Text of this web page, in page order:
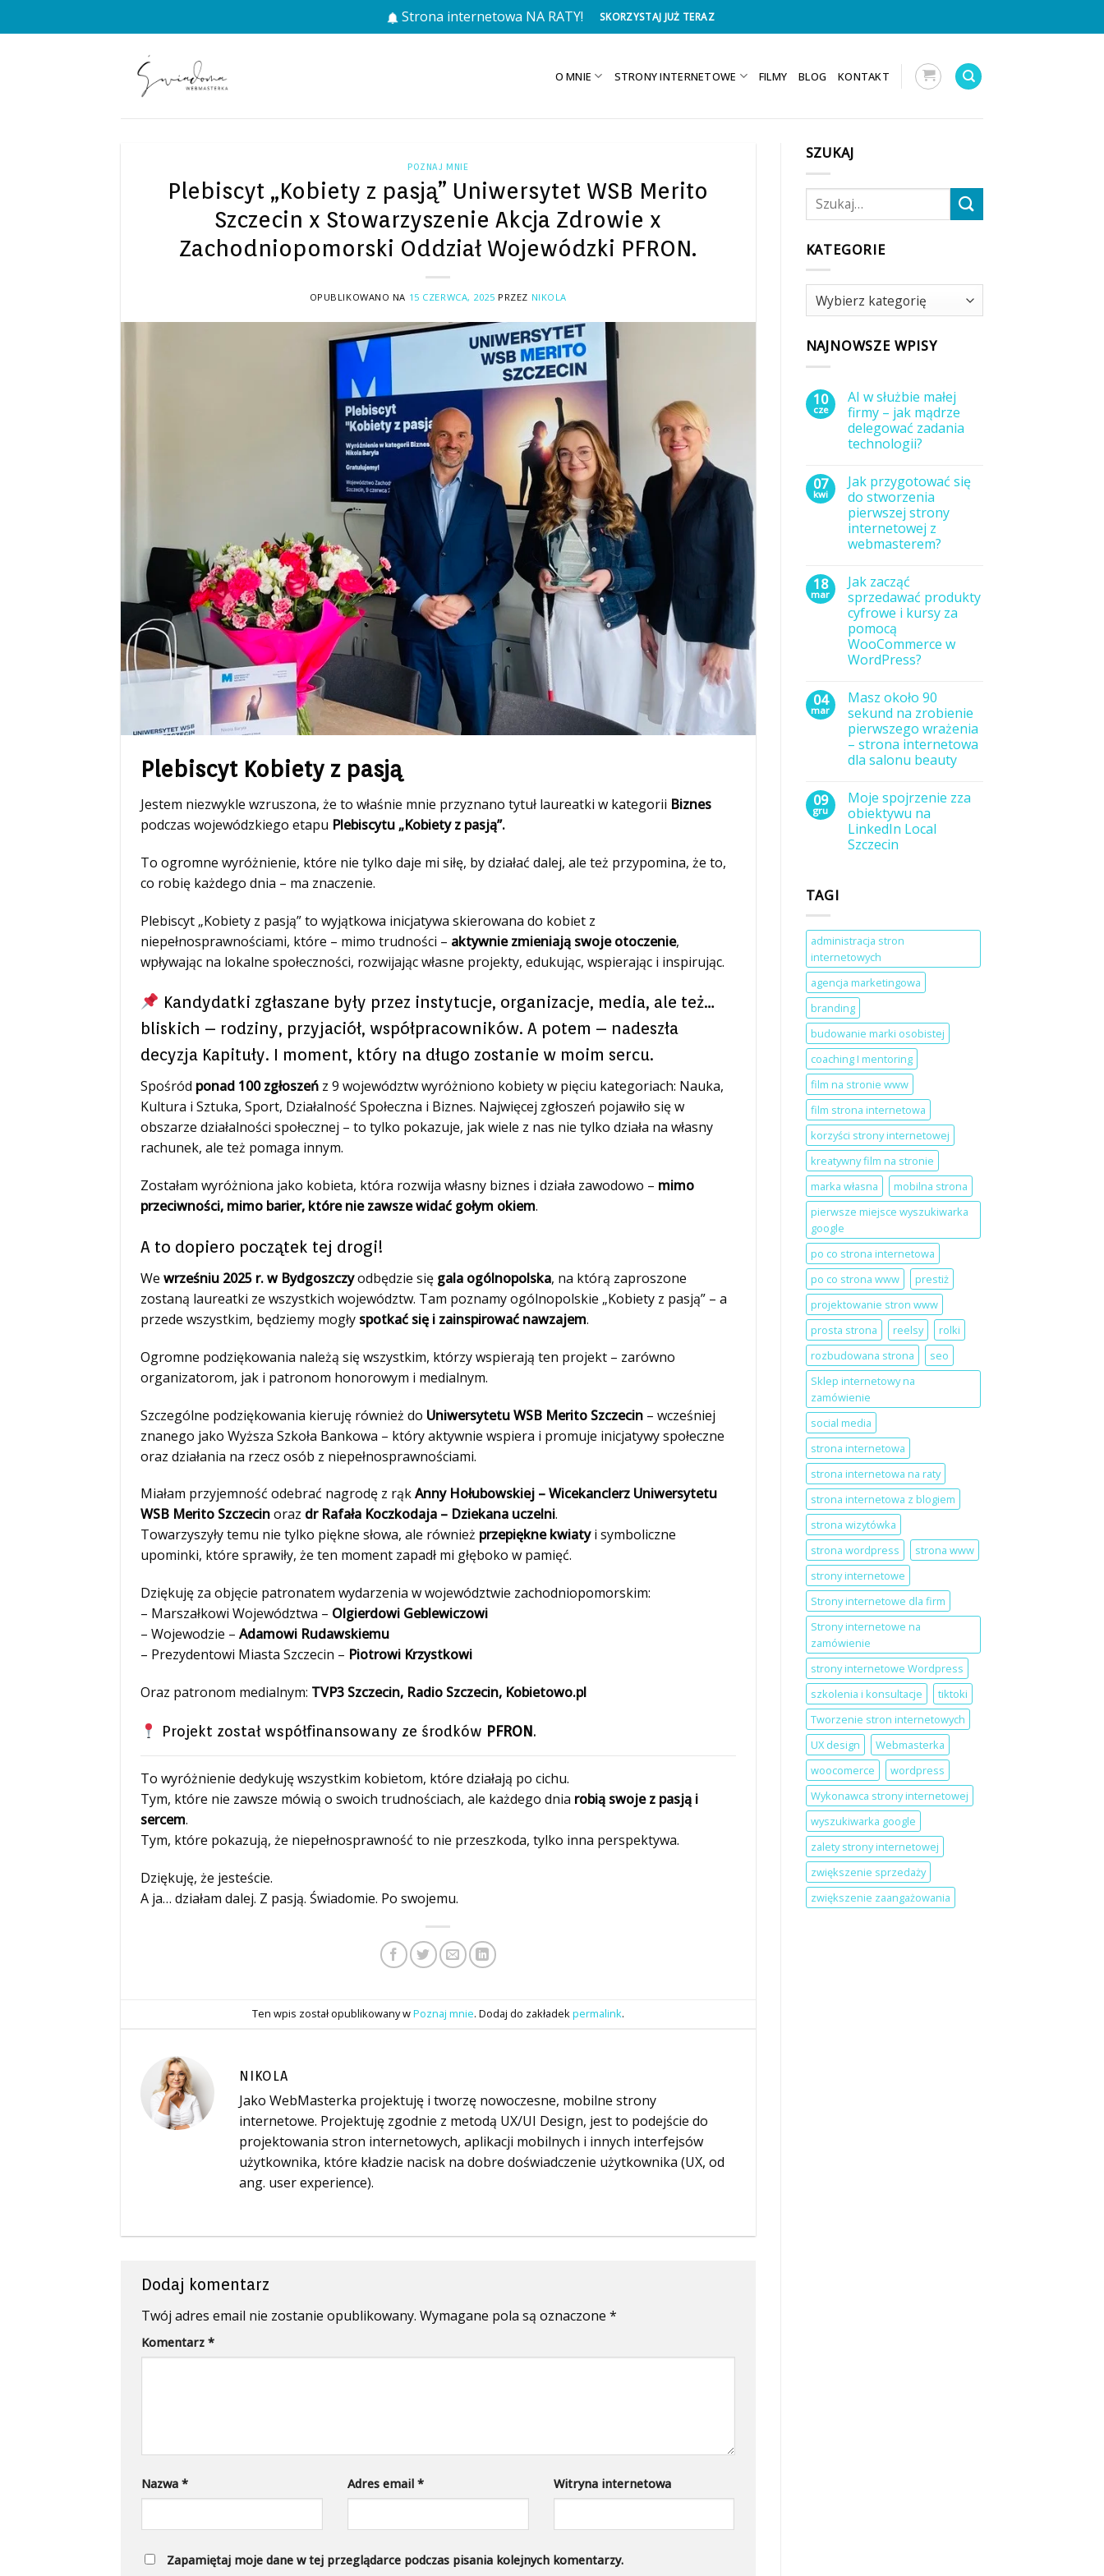
do
Strona internetowa NA RATY! SKORZYSTAJ JUŻ TERAZ
O MNIE STRONY INTERNETOWE FILMY BLOG KONTAKT
POZNAJ MNIE
Plebiscyt „Kobiety z pasją” Uniwersytet WSB Merito
Szczecin x Stowarzyszenie Akcja Zdrowie x
Zachodniopomorski Oddział Wojewódzki PFRON.
OPUBLIKOWANO NA 15 CZERWCA, 2025 PRZEZ NIKOLA
Plebiscyt Kobiety z pasją
Jestem niezwykle wzruszona, że to właśnie mnie przyznano tytuł laureatki w kategorii Biznes
podczas wojewódzkiego etapu Plebiscytu „Kobiety z pasją”.
To ogromne wyróżnienie, które nie tylko daje mi siłę, by działać dalej, ale też przypomina, że to,
co robię każdego dnia – ma znaczenie.
Plebiscyt „Kobiety z pasją” to wyjątkowa inicjatywa skierowana do kobiet z
niepełnosprawnościami, które – mimo trudności – aktywnie zmieniają swoje otoczenie,
wpływając na lokalne społeczności, rozwijając własne projekty, edukując, wspierając i inspirując.
Kandydatki zgłaszane były przez instytucje, organizacje, media, ale też…
bliskich – rodziny, przyjaciół, współpracowników. A potem – nadeszła
decyzja Kapituły. I moment, który na długo zostanie w moim sercu.
Spośród ponad 100 zgłoszeń z 9 województw wyróżniono kobiety w pięciu kategoriach: Nauka,
Kultura i Sztuka, Sport, Działalność Społeczna i Biznes. Najwięcej zgłoszeń pojawiło się w
obszarze działalności społecznej – to tylko pokazuje, jak wiele z nas nie tylko działa na własny
rachunek, ale też pomaga innym.
Zostałam wyróżniona jako kobieta, która rozwija własny biznes i działa zawodowo – mimo
przeciwności, mimo barier, które nie zawsze widać gołym okiem.
A to dopiero początek tej drogi!
We wrześniu 2025 r. w Bydgoszczyodbędzie się gala ogólnopolska, na którą zaproszone
zostaną laureatki ze wszystkich województw. Tam poznamy ogólnopolskie „Kobiety z pasją” – a
przede wszystkim, będziemy mogły spotkać się i zainspirować nawzajem.
Ogromne podziękowania należą się wszystkim, którzy wspierają ten projekt – zarówno
organizatorom, jak i patronom honorowym i medialnym.
Szczególne podziękowania kieruję również do Uniwersytetu WSB Merito Szczecin – wcześniej
znanego jako Wyższa Szkoła Bankowa – który aktywnie wspiera i promuje inicjatywy społeczne
oraz działania na rzecz osób z niepełnosprawnościami.
Miałam przyjemność odebrać nagrodę z rąkAnny Hołubowskiej – Wicekanclerz Uniwersytetu
WSB Merito Szczecinoraz dr Rafała Koczkodaja – Dziekana uczelni.
Towarzyszyły temu nie tylko piękne słowa, ale również przepiękne kwiatyi symboliczne
upominki, które sprawiły, że ten moment zapadł mi głęboko w pamięć.
Dziękuję za objęcie patronatem wydarzenia w województwie zachodniopomorskim:
– Marszałkowi Województwa – Olgierdowi Geblewiczowi
– Wojewodzie – Adamowi Rudawskiemu
– Prezydentowi Miasta Szczecin – Piotrowi Krzystkowi
Oraz patronom medialnym: TVP3 Szczecin, Radio Szczecin, Kobietowo.pl
Projekt został współfinansowany ze środków PFRON.
To wyróżnienie dedykuję wszystkim kobietom, które działają po cichu.
Tym, które nie zawsze mówią o swoich trudnościach, ale każdego dnia robią swoje z pasją i
sercem.
Tym, które pokazują, że niepełnosprawność to nie przeszkoda, tylko inna perspektywa.
Dziękuję, że jesteście.
A ja… działam dalej. Z pasją. Świadomie. Po swojemu.
Ten wpis został opublikowany wPoznaj mnie. Dodaj do zakładekpermalink.
NIKOLA
Jako WebMasterka projektuję i tworzę nowoczesne, mobilne strony
internetowe. Projektuję zgodnie z metodą UX/UI Design, jest to podejście do
projektowania stron internetowych, aplikacji mobilnych i innych interfejsów
użytkownika, które kładzie nacisk na dobre doświadczenie użytkownika (UX, od
ang. user experience).
Dodaj komentarz
Twój adres email nie zostanie opublikowany. Wymagane pola są oznaczone *
Komentarz *
Nazwa * Adres email * Witryna internetowa
Zapamiętaj moje dane w tej przeglądarce podczas pisania kolejnych komentarzy.
SZUKAJ
KATEGORIE
Kategorie
NAJNOWSZE WPISY
10
cze
AI w służbie małej
firmy – jak mądrze
delegować zadania
technologii?
do
AI
w
służbie
małej
firmy
–
delegować
zadania
technologii?
07
kwi
Jak przygotować się
do stworzenia
pierwszej strony
internetowej z
webmasterem?
do
Jak
przygotować
się
do
stworzenia
pierwszej
strony
internetowej
18
mar
Jak zacząć
sprzedawać produkty
cyfrowe i kursy za
pomocą
WooCommerce w
WordPress?
do
Jak
zacząć
sprzedawać
produkty
cyfrowe
i
pomocą
WooCommerce
w
WordPress?
04
mar
Masz około 90
sekund na zrobienie
pierwszego wrażenia
– strona internetowa
dla salonu beauty
do
Masz
około
90
sekund
na
salonu
beauty
09
gru
Moje spojrzenie zza
obiektywu na
LinkedIn Local
Szczecin
na
LinkedIn
Local
Szczecin
TAGI
administracja stron
internetowych
agencja marketingowa
branding
budowanie marki osobistej
coaching I mentoring
film na stronie www
film strona internetowa
korzyści strony internetowej
kreatywny film na stronie
marka własna
mobilna strona
pierwsze miejsce wyszukiwarka
google
po co strona internetowa
po co strona www
prestiż
projektowanie stron www
prosta strona
reelsy
rolki
rozbudowana strona
seo
Sklep internetowy na
zamówienie
social media
strona internetowa
strona internetowa na raty
strona internetowa z blogiem
strona wizytówka
strona wordpress
strona www
strony internetowe
Strony internetowe dla firm
Strony internetowe na
zamówienie
strony internetowe Wordpress
szkolenia i konsultacje
tiktoki
Tworzenie stron internetowych
UX design
Webmasterka
woocomerce
wordpress
Wykonawca strony internetowej
wyszukiwarka google
zalety strony internetowej
zwiększenie sprzedaży
zwiększenie zaangażowania